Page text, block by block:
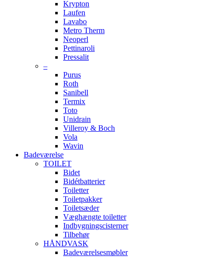
Krypton
Laufen
Lavabo
Metro Therm
Neoperl
Pettinaroli
Pressalit
–
Purus
Roth
Sanibell
Termix
Toto
Unidrain
Villeroy & Boch
Vola
Wavin
Badeværelse
TOILET
Bidet
Bidétbatterier
Toiletter
Toiletpakker
Toiletsæder
Væghængte toiletter
Indbygningscisterner
Tilbehør
HÅNDVASK
Badeværelsesmøbler